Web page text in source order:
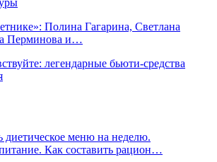
Полина Гагарина, Светлана
Перминова и…
легендарные бьюти-средства
диетическое меню на неделю.
Как составить рацион…